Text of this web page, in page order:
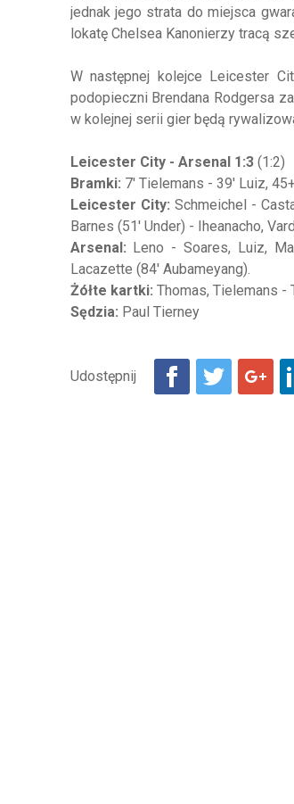
jednak jego strata do miejsca
lokatę Chelsea Kanonierzy tracą
W następnej kolejce Leicester
podopieczni Brendana Rodgersa
w kolejnej serii gier będą
Leicester City - Arsenal 1:3 (1:2)
Bramki: 7' Tielemans - 39' Luiz,
Leicester City: Schmeichel -
Barnes (51' Under) - Iheanacho,
Arsenal: Leno - Soares, Luiz,
Lacazette (84' Aubameyang).
Żółte kartki: Thomas, Tielemans -
Sędzia: Paul Tierney